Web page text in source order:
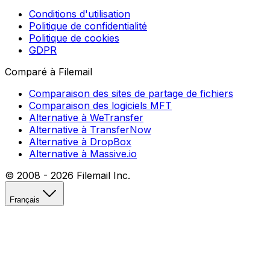
Conditions d'utilisation
Politique de confidentialité
Politique de cookies
GDPR
Comparé à Filemail
Comparaison des sites de partage de fichiers
Comparaison des logiciels MFT
Alternative à WeTransfer
Alternative à TransferNow
Alternative à DropBox
Alternative à Massive.io
© 2008 - 2026 Filemail Inc.
Français